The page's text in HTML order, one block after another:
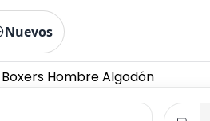
Nuevos
Boxers Hombre Algodón